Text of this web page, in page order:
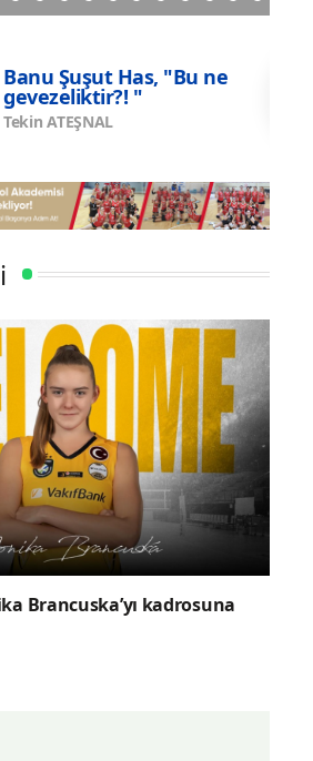
İstanbul’un resmi forma
Banu Şuşut Has, "Bu ne
gevezeliktir?! "
Tekin ATEŞNAL
Brancuska’yı kadrosuna